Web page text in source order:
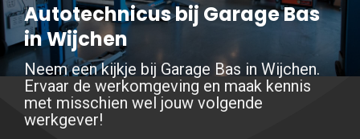
Autotechnicus bij Garage Bas
in Wijchen
Neem een kijkje bij Garage Bas in Wijchen.
Ervaar de werkomgeving en maak kennis
met misschien wel jouw volgende
werkgever!